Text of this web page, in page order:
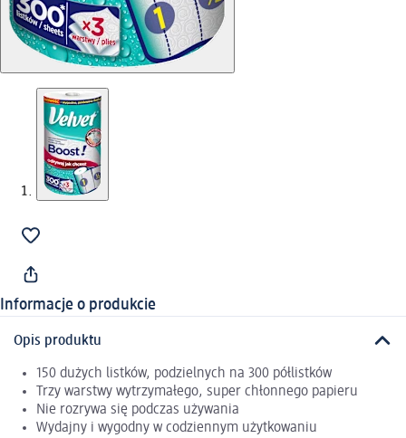
Informacje o produkcie
Opis produktu
150 dużych listków, podzielnych na 300 półlistków
Trzy warstwy wytrzymałego, super chłonnego papieru
Nie rozrywa się podczas używania
Wydajny i wygodny w codziennym użytkowaniu